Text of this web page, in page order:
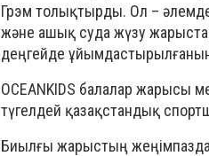
Грэм толықтырды. Ол –
және ашық суда жүзу
деңгейде
OCEANKIDS балалар жарысы
түгелдей қазақстандық
Биылғы жарыстың